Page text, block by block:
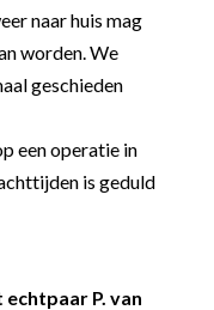
naar huis mag
worden. We
geschieden
een operatie in
is geduld
echtpaar P. van